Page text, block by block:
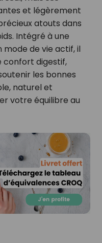
et légèrement
atouts dans
Intégré à une
de vie actif, il
confort digestif,
les bonnes
naturel et
votre équilibre au